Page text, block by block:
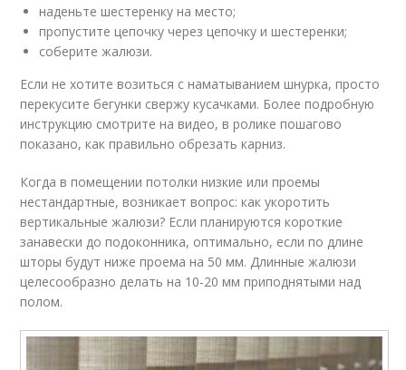
наденьте шестеренку на место;
пропустите цепочку через цепочку и шестеренки;
соберите жалюзи.
Если не хотите возиться с наматыванием шнурка, просто
перекусите бегунки свержу кусачками. Более подробную
инструкцию смотрите на видео, в ролике пошагово
показано, как правильно обрезать карниз.
Когда в помещении потолки низкие или проемы
нестандартные, возникает вопрос: как укоротить
вертикальные жалюзи? Если планируются короткие
занавески до подоконника, оптимально, если по длине
шторы будут ниже проема на 50 мм. Длинные жалюзи
целесообразно делать на 10-20 мм приподнятыми над
полом.